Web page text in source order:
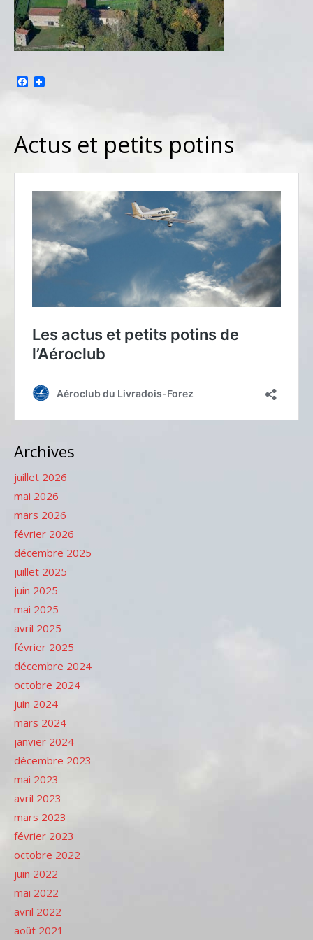
Facebook
Actus et petits potins
Archives
juillet 2026
mai 2026
mars 2026
février 2026
décembre 2025
juillet 2025
juin 2025
mai 2025
avril 2025
février 2025
décembre 2024
octobre 2024
juin 2024
mars 2024
janvier 2024
décembre 2023
mai 2023
avril 2023
mars 2023
février 2023
octobre 2022
juin 2022
mai 2022
avril 2022
août 2021